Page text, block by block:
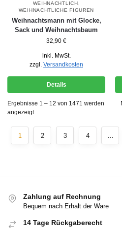
WEIHNACHTLICH
WEIHNACHTLICHE FIGUREN
Weihnachtsmann mit Glocke,
Sack und Weihnachtsbaum
32,90 €
inkl. MwSt.
zzgl. Versandkosten
Details
Ergebnisse 1 – 12 von 1471 werden
angezeigt
1 2 3 4 …
Zahlung auf Rechnung
Bequem nach Erhalt der Ware
14 Tage Rückgaberecht